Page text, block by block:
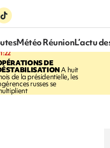
Météo RéunionL’actu
DE
A huit
de la présidentielle, les
russes se